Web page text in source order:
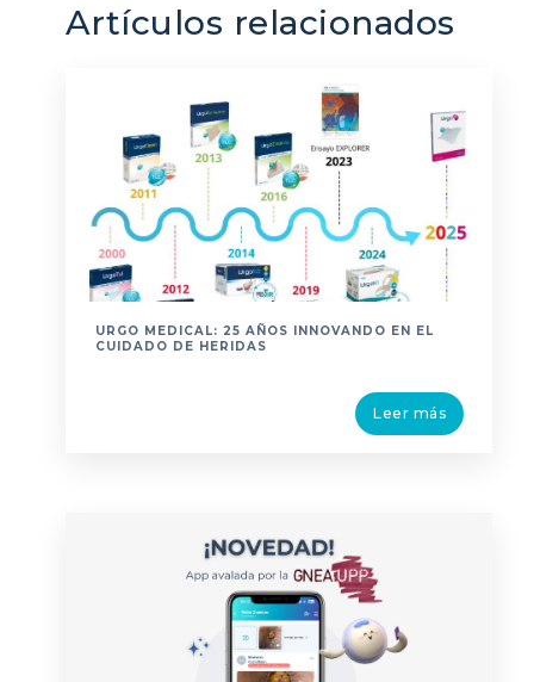
Artículos relacionados
URGO MEDICAL: 25 AÑOS INNOVANDO EN EL
CUIDADO DE HERIDAS
Leer más